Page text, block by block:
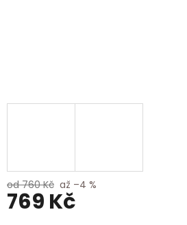
od 760 Kč až –4 %
769 Kč